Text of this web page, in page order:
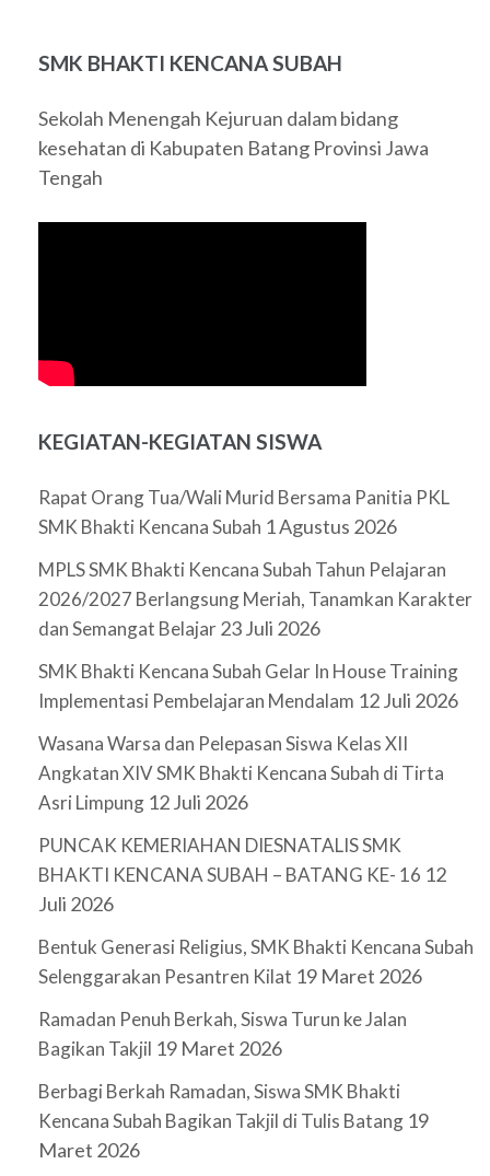
SMK BHAKTI KENCANA SUBAH
Sekolah Menengah Kejuruan dalam bidang
kesehatan di Kabupaten Batang Provinsi Jawa
Tengah
KEGIATAN-KEGIATAN SISWA
Rapat Orang Tua/Wali Murid Bersama Panitia PKL
SMK Bhakti Kencana Subah 1 Agustus 2026
MPLS SMK Bhakti Kencana Subah Tahun Pelajaran
2026/2027 Berlangsung Meriah, Tanamkan Karakter
dan Semangat Belajar23 Juli 2026
SMK Bhakti Kencana Subah Gelar In House Training
Implementasi Pembelajaran Mendalam 12 Juli 2026
Wasana Warsa dan Pelepasan Siswa Kelas XII
Angkatan XIV SMK Bhakti Kencana Subah di Tirta
Asri Limpung 12 Juli 2026
PUNCAK KEMERIAHAN DIESNATALIS SMK
BHAKTI KENCANA SUBAH – BATANG KE- 16 12
Juli 2026
Bentuk Generasi Religius, SMK Bhakti Kencana Subah
Selenggarakan Pesantren Kilat 19 Maret 2026
Ramadan Penuh Berkah, Siswa Turun ke Jalan
Bagikan Takjil 19 Maret 2026
Berbagi Berkah Ramadan, Siswa SMK Bhakti
Kencana Subah Bagikan Takjil di Tulis Batang 19
Maret 2026